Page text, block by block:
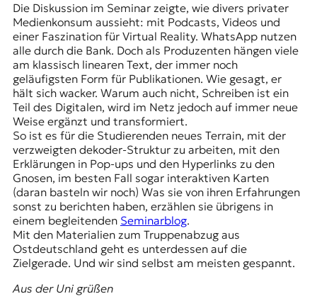
Die Diskussion im Seminar zeigte, wie divers privater
Medienkonsum aussieht: mit Podcasts, Videos und
einer Faszination für Virtual Reality. WhatsApp nutzen
alle durch die Bank. Doch als Produzenten hängen viele
am klassisch linearen Text, der immer noch
geläufigsten Form für Publikationen. Wie gesagt, er
hält sich wacker. Warum auch nicht, Schreiben ist ein
Teil des Digitalen, wird im Netz jedoch auf immer neue
Weise ergänzt und transformiert.
So ist es für die Studierenden neues Terrain, mit der
verzweigten dekoder-Struktur zu arbeiten, mit den
Erklärungen in Pop-ups und den Hyperlinks zu den
Gnosen, im besten Fall sogar interaktiven Karten
(daran basteln wir noch) Was sie von ihren Erfahrungen
sonst zu berichten haben, erzählen sie übrigens in
einem begleitenden Seminarblog.
Mit den Materialien zum Truppenabzug aus
Ostdeutschland geht es unterdessen auf die
Zielgerade. Und wir sind selbst am meisten gespannt.
Aus der Uni grüßen